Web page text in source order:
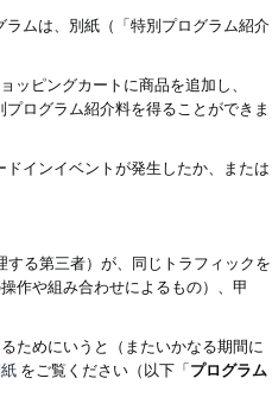
ムは、別紙（「特別プログラム紹介
ピングカートに商品を追加し、
ログラム紹介料を得ることができま
インイベントが発生したか、または
る第三者）が、同じトラフィックを
作や組み合わせによるもの）、甲
ためにいうと（またいかなる期間に
をご覧ください（以下「プログラム